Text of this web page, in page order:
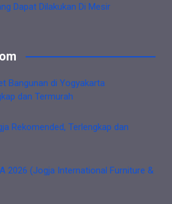
Dapat Dilakukan Di Mesir
Bangunan di Yogyakarta
dan Termurah
Rekomended, Terlengkap dan
2026 (Jogja International Furniture &